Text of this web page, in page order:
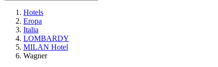
Hotels
Eropa
Italia
LOMBARDY
MILAN Hotel
Wagner